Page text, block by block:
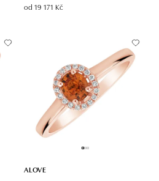
od 19 171 Kč
ALOVE